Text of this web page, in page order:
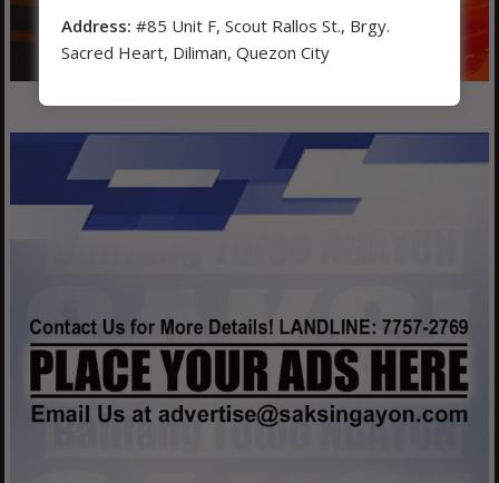
Address: #85 Unit F, Scout Rallos St., Brgy.
Sacred Heart, Diliman, Quezon City